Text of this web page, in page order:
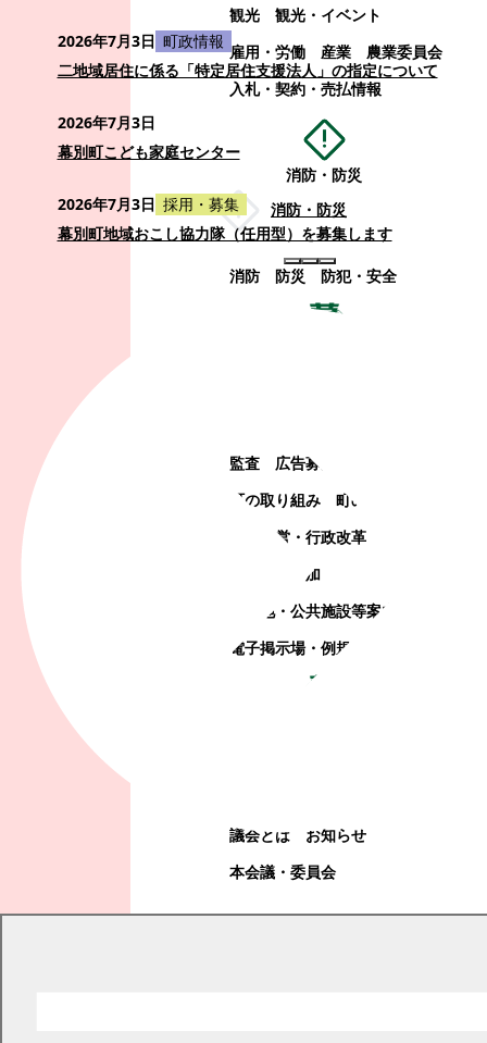
観光
観光・イベント
雇用・労働
産業
農業委員会
入札・契約・売払情報
消防・防災
消防・防災
消防 防災 防犯・安全
監査 広告募集
町の取り組み
町の概要
町政運営・行政改革
町政への参加
観光地・公共施設等案内
電子掲示場・例規集
議会とは
お知らせ
本会議・委員会
2026年7月3日 町政情報
二地域居住に係る「特定居住支援法人」の指定について
2026年7月3日
幕別町こども家庭センター
2026年7月3日 採用・募集
幕別町地域おこし協力隊（任用型）を募集します